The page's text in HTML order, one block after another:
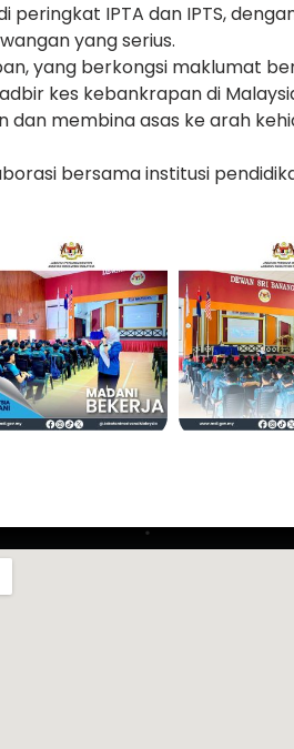
IPTA dan IPTS,
yang serius.
yang berkongsi maklumat
kes kebankrapan di
membina asas ke arah
bersama institusi